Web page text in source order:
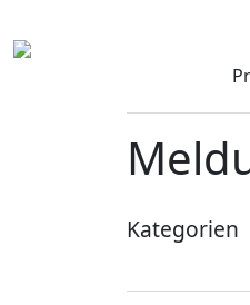
Kategorien